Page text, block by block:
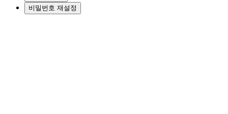
비밀번호 재설정